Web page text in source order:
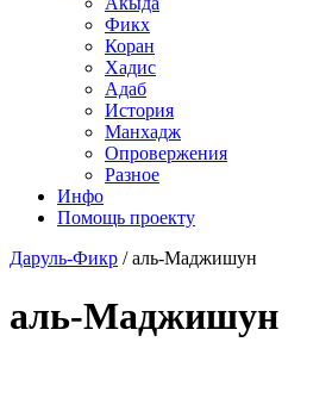
Фикх
Коран
Хадис
Адаб
История
Манхадж
Опровержения
Разное
Инфо
Помощь проекту
Даруль-Фикр /аль-Маджишун
аль-Маджишун